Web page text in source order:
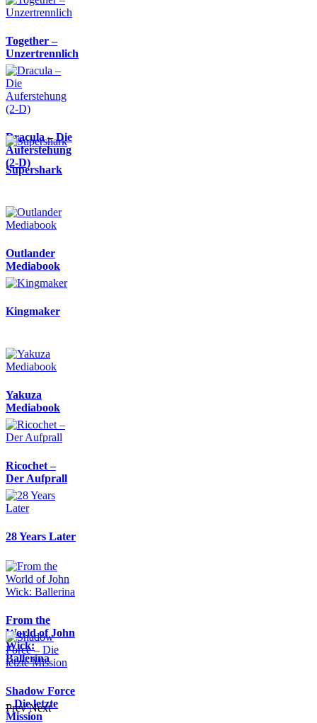
Together –
Unzertrennlich
Dracula – Die
Auferstehung
(2-D)
Supershark
Outlander
Mediabook
Kingmaker
Yakuza
Mediabook
Ricochet –
Der Aufprall
28 Years Later
From the
World of John
Wick:
Ballerina
Shadow Force
– Die letzte
Mission
Prev Next